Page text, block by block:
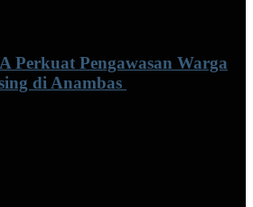
Perkuat Pengawasan Warga
di Anambas